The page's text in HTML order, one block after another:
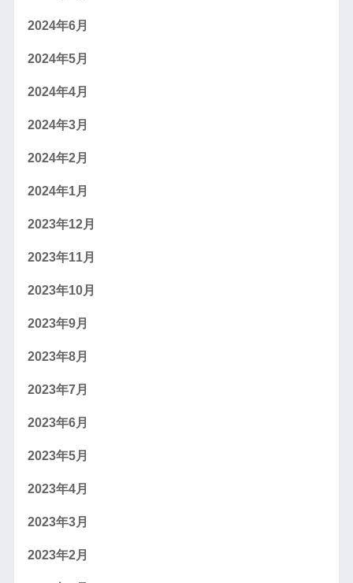
2024年6月
2024年5月
2024年4月
2024年3月
2024年2月
2024年1月
2023年12月
2023年11月
2023年10月
2023年9月
2023年8月
2023年7月
2023年6月
2023年5月
2023年4月
2023年3月
2023年2月